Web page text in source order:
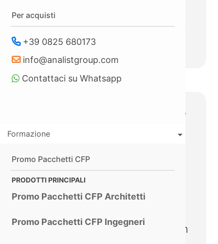
Per acquisti
+39 0825 680173
info@analistgroup.com
Contattaci su Whatsapp
Formazione
Promo Pacchetti CFP
PRODOTTI PRINCIPALI
Promo Pacchetti CFP Architetti
Promo Pacchetti CFP Ingegneri
Telemetro laser:
a 1800 m con precisione di ±
0,2 m.
Tecnologie Avanzate per
un Volo Sicuro ed
Modalità Cruise:Modalità
che rende più agevoli i voli a
lunga distanza.
FlyTo:
Regolazione
automatica della traiettoria in